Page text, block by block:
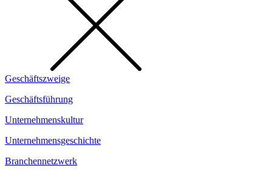
Geschäftszweige
Geschäftsführung
Unternehmenskultur
Unternehmensgeschichte
Branchennetzwerk